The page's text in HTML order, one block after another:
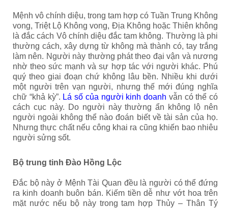
Mệnh vô chính diệu, trong tam hợp có Tuần Trung Không
vong, Triệt Lộ Không vong, Địa Không hoặc Thiên không
là đắc cách Vô chính diệu đắc tam không. Thường là phi
thường cách, xây dựng từ không mà thành có, tay trắng
làm nên. Người này thường phát theo đại vận và nương
nhờ theo sức mạnh và sự hợp tác với người khác. Phú
quý theo giai đoạn chứ không lâu bền. Nhiều khi dưới
một người trên vạn người, nhưng thế mới đúng nghĩa
chữ “khả kỳ”. Lá số của người kinh doanh vẫn có thể có
cách cục này. Do người này thường ẩn không lộ nên
người ngoài không thể nào đoán biết về tài sản của họ.
Nhưng thực chất nếu công khai ra cũng khiến bao nhiêu
người sửng sốt.
Bộ trung tinh Đào Hồng Lộc
Đắc bộ này ở Mệnh Tài Quan đều là người có thể đứng
ra kinh doanh buôn bán. Kiếm tiền dễ như vớt hoa trên
mặt nước nếu bộ này trong tam hợp Thủy – Thân Tý